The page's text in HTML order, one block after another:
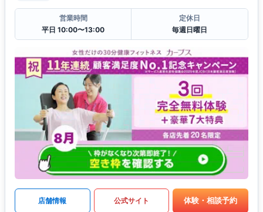
営業時間
平日 10:00〜13:00
定休日
毎週日曜日
店舗情報 公式サイト 体験・相談予約